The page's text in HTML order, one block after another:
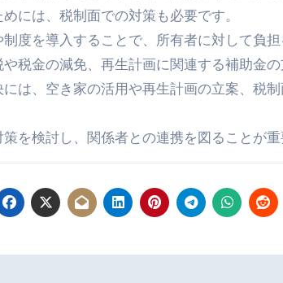
には、税制面での対策も必要です。
度を導入することで、所有者に対して負担
税金の減免、再生計画に関連する補助金の
は、空き家の活用や再生計画の立案、税
を検討し、関係者との連携を図ることが重